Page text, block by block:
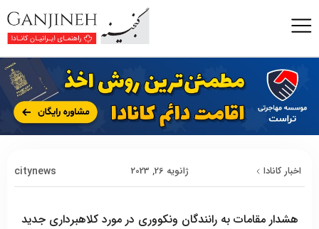
اخبار کانادا ژانویه 26, 2023 citynews
هشدار مقامات به رانندگان ونکووری در مورد کلاهبرداری جدید